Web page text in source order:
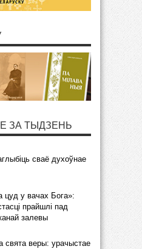
ЗА ТЫДЗЕНЬ
сваё духоўнае
цуд у вачах Бога»:
прайшлі пад
залевы
свята веры: урачыстае